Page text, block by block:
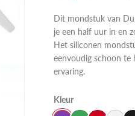
Dit mondstuk van
je een half uur in en
Het siliconen
eenvoudig schoon te
ervaring.
Kleur